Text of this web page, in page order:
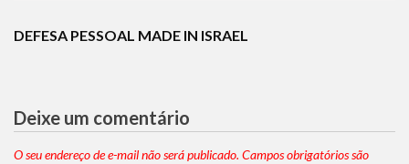
DEFESA PESSOAL MADE IN ISRAEL
Deixe um comentário
O seu endereço de e-mail não será publicado. Campos obrigatórios são